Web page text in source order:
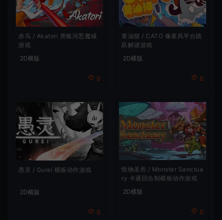
赤鸟 / Akatori 类银河恶魔城
游戏
2D横版
0
黄油猫 / CATO 像素风平台跳
跃解谜游戏
2D横版
0
愚灵 / Gurei 横板动作游戏
2D横版
0
怪物圣所 / Monster Sanctua
ry 卡通回合制横板动作游戏
2D横版
0